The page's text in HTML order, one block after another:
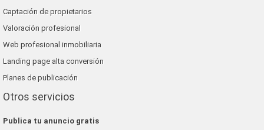
Captación de propietarios
Valoración profesional
Web profesional inmobiliaria
Landing page alta conversión
Planes de publicación
Otros servicios
Publica tu anuncio gratis